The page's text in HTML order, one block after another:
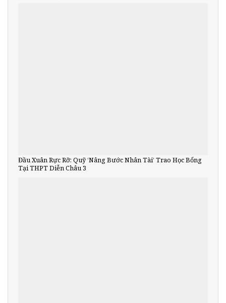
Đầu Xuân Rực Rỡ: Quỹ ‘Nâng Bước Nhân Tài’ Trao Học Bổng
Tại THPT Diễn Châu 3